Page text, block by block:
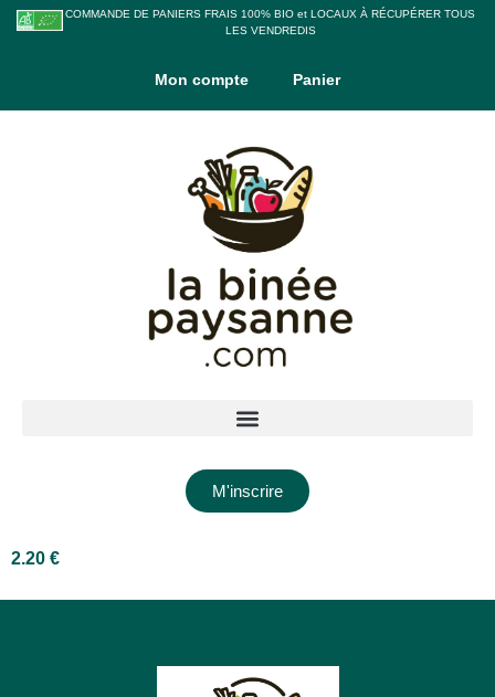
COMMANDE DE PANIERS FRAIS 100% BIO et LOCAUX À RÉCUPÉRER TOUS
LES VENDREDIS
Mon compte Panier
M'inscrire
2.20 €